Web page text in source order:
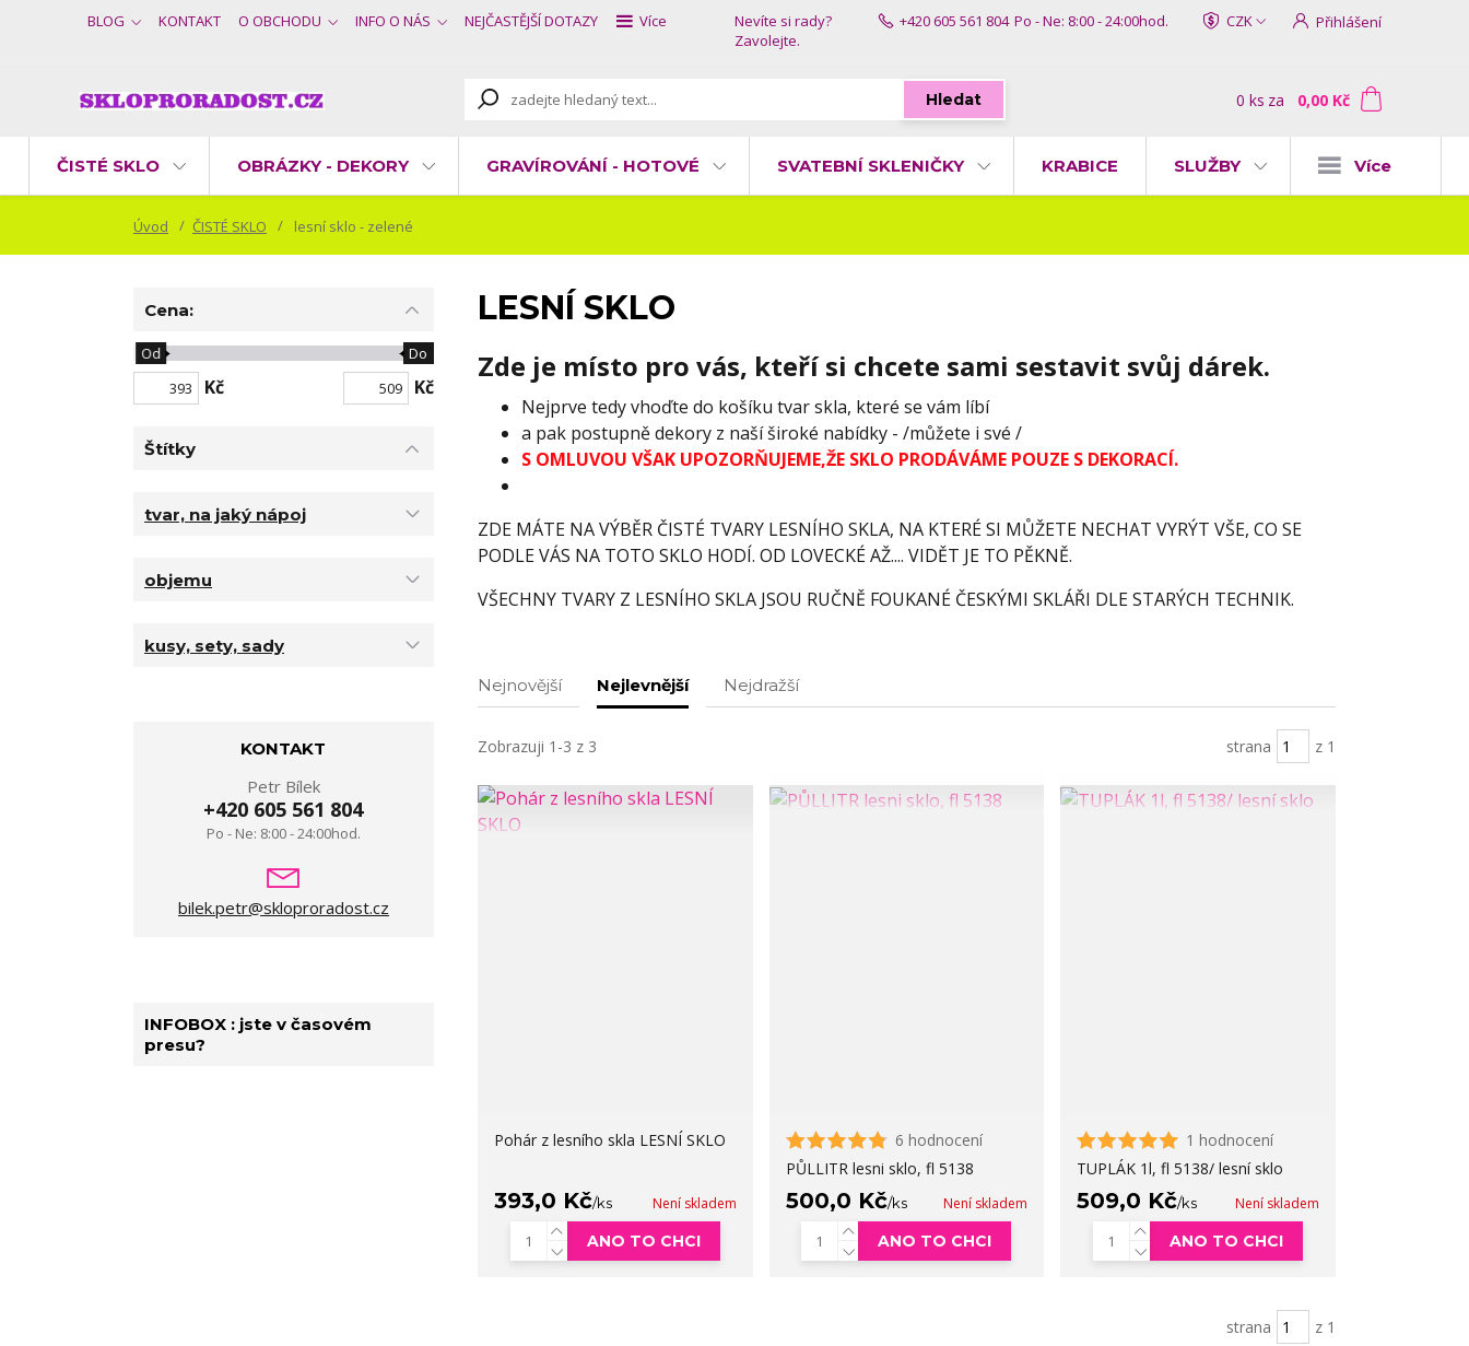
BLOG KONTAKT O OBCHODU INFO O NÁS NEJČASTĚJŠÍ DOTAZY Více CZK Přihlášení
Hledat
Nevíte si rady?
Zavolejte.
+420 605 561 804 Po - Ne: 8:00 - 24:00hod.
0 ks za 0,00 Kč
ČISTÉ SKLO OBRÁZKY - DEKORY GRAVÍROVÁNÍ - HOTOVÉ SVATEBNÍ SKLENIČKY KRABICE SLUŽBY Více
Úvod ČISTÉ SKLO lesní sklo - zelené
LESNÍ SKLO
Zde je místo pro vás, kteří si chcete sami sestavit svůj dárek.
Nejprve tedy vhoďte do košíku tvar skla, které se vám líbí
a pak postupně dekory z naší široké nabídky - /můžete i své /
S OMLUVOU VŠAK UPOZORŇUJEME,ŽE SKLO PRODÁVÁME POUZE S DEKORACÍ.
ZDE MÁTE NA VÝBĚR ČISTÉ TVARY LESNÍHO SKLA, NA KTERÉ SI MŮŽETE NECHAT VYRÝT VŠE, CO SE
PODLE VÁS NA TOTO SKLO HODÍ. OD LOVECKÉ AŽ.... VIDĚT JE TO PĚKNĚ.
VŠECHNY TVARY Z LESNÍHO SKLA JSOU RUČNĚ FOUKANÉ ČESKÝMI SKLÁŘI DLE STARÝCH TECHNIK.
Nejnovější Nejlevnější Nejdražší
Zobrazuji 1-3 z 3 strana z 1
Pohár z lesního skla LESNÍ SKLO
393,0 Kč/ks Není skladem
ANO TO CHCI
6 hodnocení
PŮLLITR lesni sklo, fl 5138
500,0 Kč/ks Není skladem
ANO TO CHCI
1 hodnocení
TUPLÁK 1l, fl 5138/ lesní sklo
509,0 Kč/ks Není skladem
ANO TO CHCI
strana z 1
Cena:
Kč
Od Do
Kč
Štítky
tvar, na jaký nápoj
objemu
kusy, sety, sady
KONTAKT
Petr Bílek
+420 605 561 804
Po - Ne: 8:00 - 24:00hod.
bilek.petr@skloproradost.cz
INFOBOX : jste v časovém
presu?